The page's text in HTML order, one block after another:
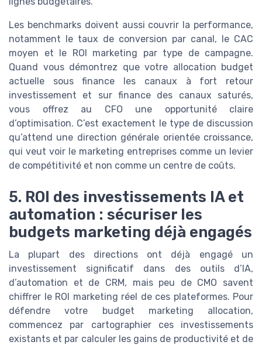
Les benchmarks doivent aussi couvrir la performance,
notamment le taux de conversion par canal, le CAC
moyen et le ROI marketing par type de campagne.
Quand vous démontrez que votre allocation budget
actuelle sous finance les canaux à fort retour
investissement et sur finance des canaux saturés,
vous offrez au CFO une opportunité claire
d’optimisation. C’est exactement le type de discussion
qu’attend une direction générale orientée croissance,
qui veut voir le marketing entreprises comme un levier
de compétitivité et non comme un centre de coûts.
5. ROI des investissements IA et
automation : sécuriser les
budgets marketing déjà engagés
La plupart des directions ont déjà engagé un
investissement significatif dans des outils d’IA,
d’automation et de CRM, mais peu de CMO savent
chiffrer le ROI marketing réel de ces plateformes. Pour
défendre votre budget marketing allocation,
commencez par cartographier ces investissements
existants et par calculer les gains de productivité et de